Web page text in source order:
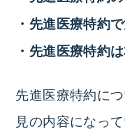
・先進医療特約
・先進医療特約
先進医療特約に
見の内容になっ